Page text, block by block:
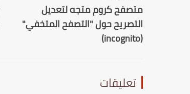
متصفح كروم متجه لتعديل
التصريح حول "التصفح المتخفي"
(incognito)
تعليقات